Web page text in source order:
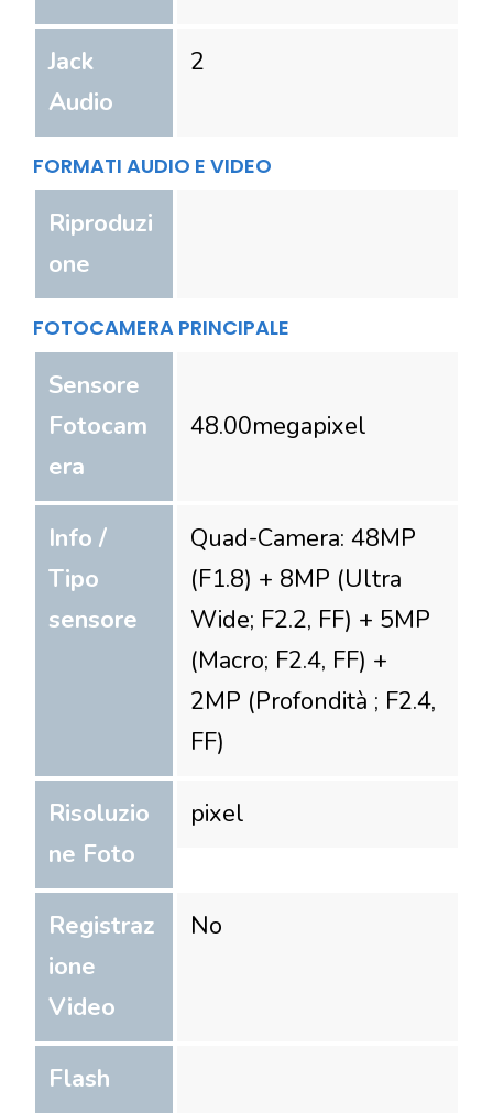
Jack
Audio
2
FORMATI AUDIO E VIDEO
Riproduzi
one
FOTOCAMERA PRINCIPALE
Sensore
Fotocam
era
48.00megapixel
Info /
Tipo
sensore
Quad-Camera: 48MP
(F1.8) + 8MP (Ultra
Wide; F2.2, FF) + 5MP
(Macro; F2.4, FF) +
2MP (Profondità ; F2.4,
FF)
Risoluzio
ne Foto
pixel
Registraz
ione
Video
No
Flash